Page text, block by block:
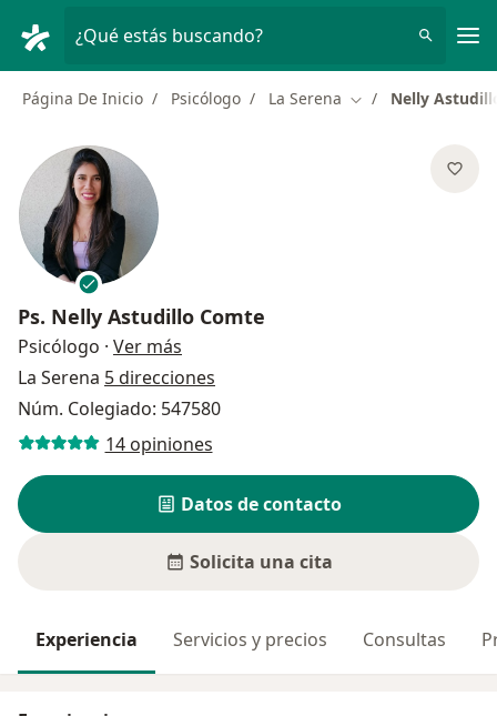
¿Qué estás buscando?
Página De Inicio Psicólogo La Serena Cambiar de ciudad
Nelly
Ps. Nelly Astudillo Comte
Psicólogo · Ver más
La Serena 5 direcciones
Núm. Colegiado: 547580
14 opiniones
Datos de contacto
Solicita una cita
Experiencia Servicios y precios Consultas